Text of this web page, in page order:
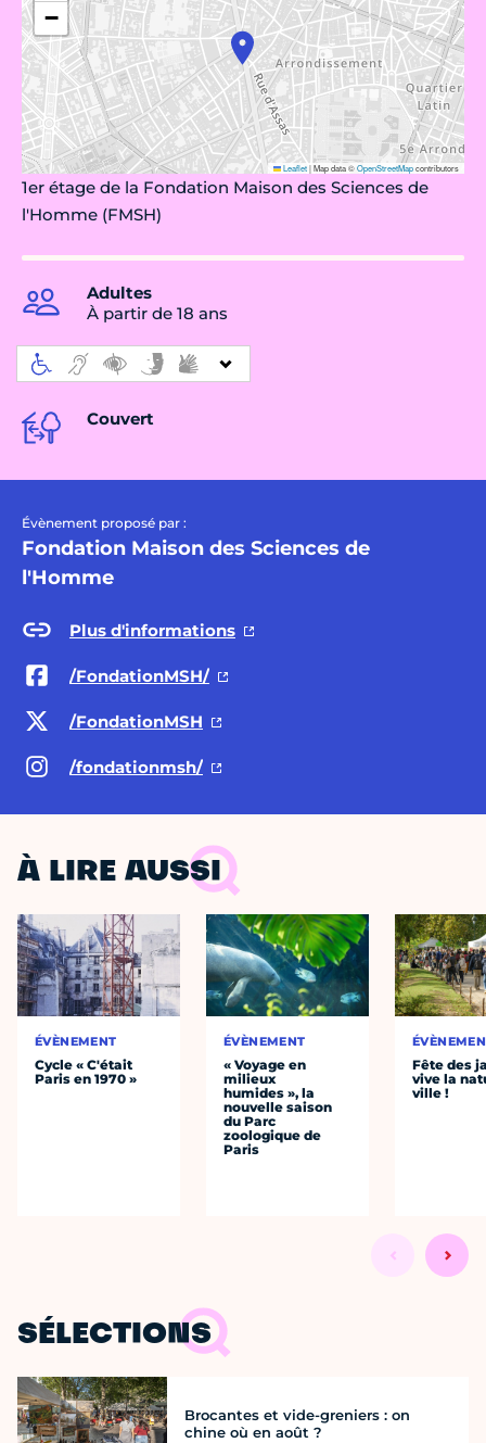
−
Leaflet|Map data ©OpenStreetMapcontributors
1er étage de la Fondation Maison des Sciences de
l'Homme (FMSH)
Adultes
À partir de 18 ans
Couvert
Évènement proposé par :
Fondation Maison des Sciences de
l'Homme
Plus d'informations
/FondationMSH/
/FondationMSH
/fondationmsh/
À LIRE AUSSI
ÉVÈNEMENT
Cycle « C'était
Paris en 1970 »
ÉVÈNEMENT
« Voyage en
milieux
humides », la
nouvelle saison
du Parc
zoologique de
Paris
Fête des
vive la
ville !
SÉLECTIONS
Brocantes et vide-greniers : on
chine où en août ?